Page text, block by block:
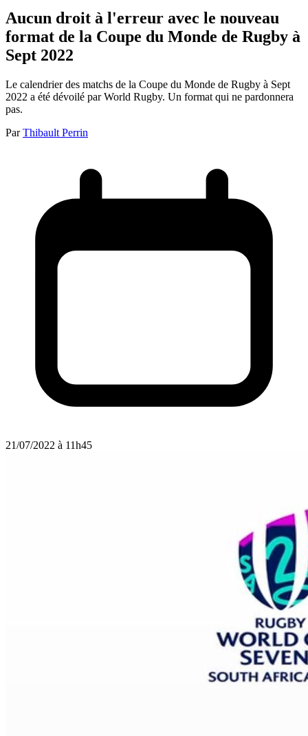
Aucun droit à l'erreur avec le nouveau
format de la Coupe du Monde de Rugby à
Sept 2022
Le calendrier des matchs de la Coupe du Monde de Rugby à Sept
2022 a été dévoilé par World Rugby. Un format qui ne pardonnera
pas.
Par Thibault Perrin
21/07/2022 à 11h45